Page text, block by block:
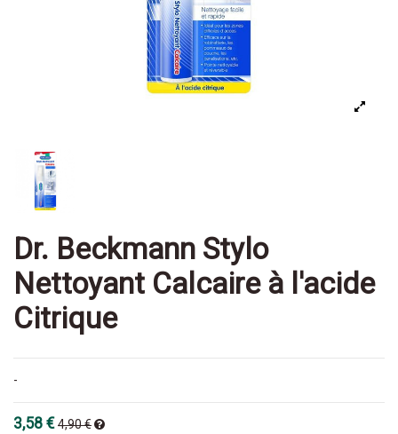
Dr. Beckmann Stylo
Nettoyant Calcaire à l'acide
Citrique
-
3,58 €4,90 €